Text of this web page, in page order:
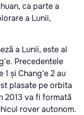
ca parte a
a Lunii,
a Lunii, este al
Precedentele
și Chang’e 2 au
plasate pe orbita
2013 va fi formată
rover autonom.